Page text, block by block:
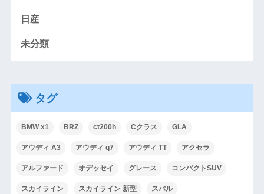
日産
未分類
タグ
BMW x1 BRZ ct200h Cクラス GLA
アウディ A3 アウディ q7 アウディ TT アクセラ
アルファード オデッセイ グレース コンパクトSUV
スカイライン スカイライン 新型 スバル